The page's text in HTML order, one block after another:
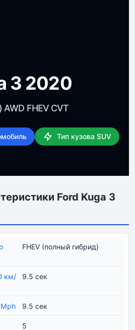
3 2020
AWD FHEV CVT
Тип кузова SUV
Ford Kuga 3
FHEV (полный гибрид)
км/
9.5 сек
9.5 сек
5